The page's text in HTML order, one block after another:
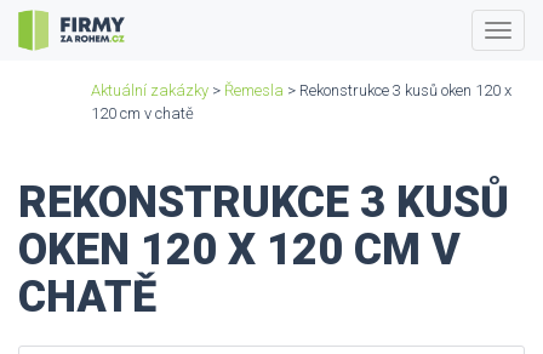
Aktuální zakázky > Řemesla > Rekonstrukce 3 kusů oken 120 x
120 cm v chatě
REKONSTRUKCE 3 KUSŮ
OKEN 120 X 120 CM V
CHATĚ